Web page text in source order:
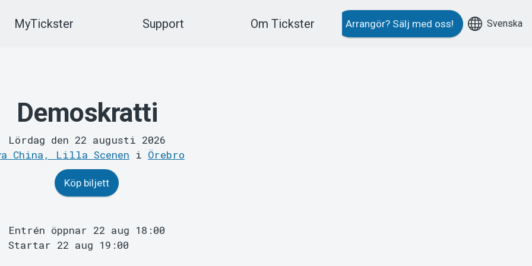
MyTickster Support Om Tickster Arrangör? Sälj med oss! Svenska
Demoskratti
Lördag den 22 augusti 2026
China, Lilla Scenen i Örebro
Köp biljett
Entrén öppnar 22 aug 18:00
Startar 22 aug 19:00